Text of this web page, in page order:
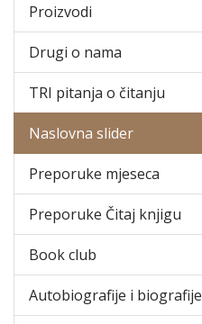
Proizvodi
Drugi o nama
TRI pitanja o čitanju
Naslovna slider
Preporuke mjeseca
Preporuke Čitaj knjigu
Book club
Autobiografije i biografije